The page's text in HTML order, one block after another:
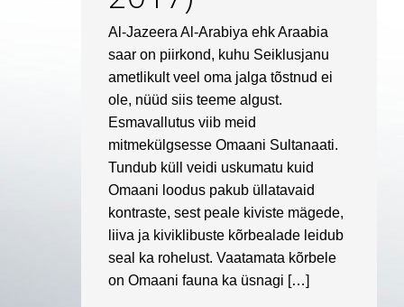
Al-Jazeera Al-Arabiya ehk Araabia
saar on piirkond, kuhu Seiklusjanu
ametlikult veel oma jalga tõstnud ei
ole, nüüd siis teeme algust.
Esmavallutus viib meid
mitmekülgsesse Omaani Sultanaati.
Tundub küll veidi uskumatu kuid
Omaani loodus pakub üllatavaid
kontraste, sest peale kiviste mägede,
liiva ja kiviklibuste kõrbealade leidub
seal ka rohelust. Vaatamata kõrbele
on Omaani fauna ka üsnagi […]